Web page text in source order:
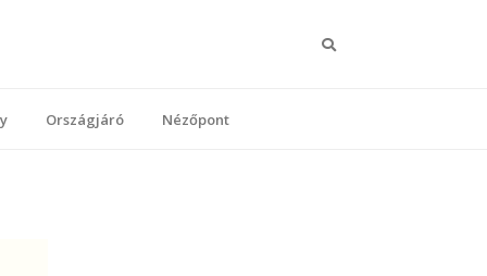
Országjáró Nézőpont